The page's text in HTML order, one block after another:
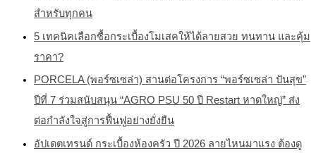
สำหรับทุกคน
5 เทคนิคเลือกซื้อกระเบื้องโมเสคให้ได้ลายสวย ทนทาน และคุ้ม
ราคา?
PORCELA (พอร์ซเซล่า) สานต่อโครงการ “พอร์ซเซล่า ปันสุข”
ปีที่ 7 ร่วมสนับสนุน “AGRO PSU 50 ปี Restart หาดใหญ่” ส่ง
ต่อกำลังใจสู่การฟื้นฟูอย่างยั่งยืน
อัปเดตเทรนด์ กระเบื้องห้องครัว ปี 2026 ลายไหนมาแรง ต้องดู